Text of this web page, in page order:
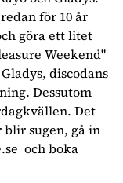
för 10 år
göra ett litet
Weekend"
discodans
Dessutom
Det
blir sugen, gå in
och boka